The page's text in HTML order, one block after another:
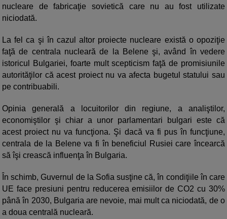
nucleare de fabricaţie sovietică care nu au fost utilizate
niciodată.
La fel ca şi în cazul altor proiecte nucleare există o opoziţie
faţă de centrala nucleară de la Belene şi, având în vedere
istoricul Bulgariei, foarte mult scepticism faţă de promisiunile
autorităţilor că acest proiect nu va afecta bugetul statului sau
pe contribuabili.
Opinia generală a locuitorilor din regiune, a analiştilor,
economiştilor şi chiar a unor parlamentari bulgari este că
acest proiect nu va funcţiona. Şi dacă va fi pus în funcţiune,
centrala de la Belene va fi în beneficiul Rusiei care încearcă
să îşi crească influenţa în Bulgaria.
În schimb, Guvernul de la Sofia susţine că, în condiţiile în care
UE face presiuni pentru reducerea emisiilor de CO2 cu 30%
până în 2030, Bulgaria are nevoie, mai mult ca niciodată, de o
a doua centrală nucleară.